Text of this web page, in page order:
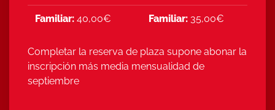
Familiar: 40,00€ Familiar: 35,00€
Completar la reserva de plaza supone abonar la
inscripción más media mensualidad de
septiembre